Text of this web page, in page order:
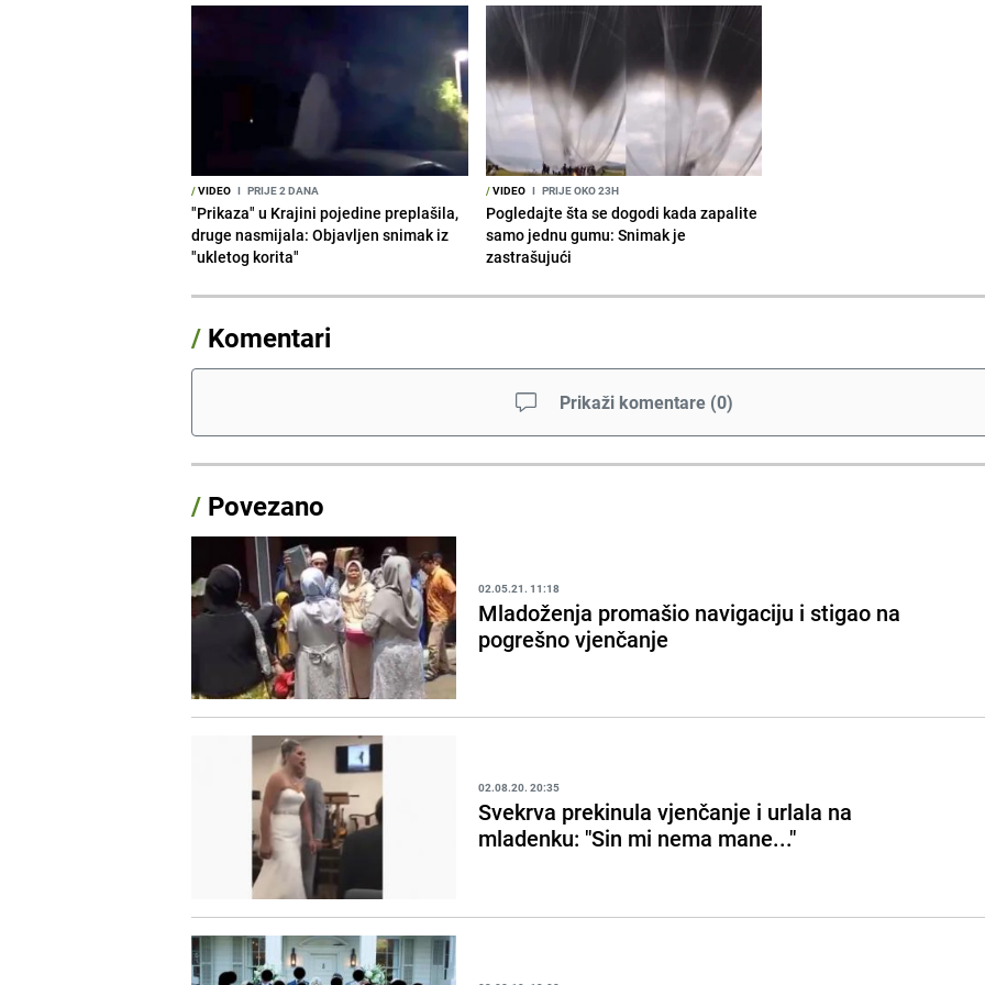
/VIDEO I PRIJE 2 DANA
"Prikaza" u Krajini pojedine preplašila,
druge nasmijala: Objavljen snimak iz
"ukletog korita"
/VIDEO I PRIJE OKO 23H
Pogledajte šta se dogodi kada zapalite
samo jednu gumu: Snimak je
zastrašujući
/ Komentari
Prikaži komentare (0)
/ Povezano
02.05.21. 11:18
Mladoženja promašio navigaciju i stigao na
pogrešno vjenčanje
02.08.20. 20:35
Svekrva prekinula vjenčanje i urlala na
mladenku: "Sin mi nema mane..."